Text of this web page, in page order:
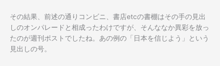
その結果、前述の通りコンビニ、書店etcの書棚はその手の見出
しのオンパレードと相成ったわけですが、そんななか異彩を放っ
たのが週刊ポストでしたね。あの例の「日本を信じよう」という
見出しの号。